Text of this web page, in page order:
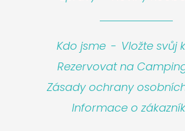
Kdo jsme - Vložte svůj
Rezervovat na
Zásady ochrany
Informace o